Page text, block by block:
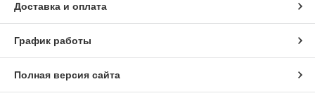
Доставка и оплата
График работы
Полная версия сайта